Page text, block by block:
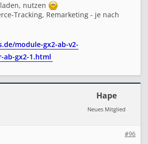
nutzen
Tracking, Remarketing - je nach
module-gx2-ab-v2-
ab-gx2-1.html
Hape
Neues Mitglied
#96